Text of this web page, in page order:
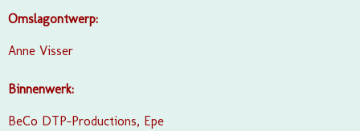
Omslagontwerp:
Anne Visser
Binnenwerk:
BeCo DTP-Productions, Epe